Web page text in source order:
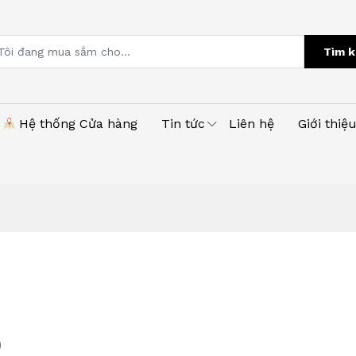
Tìm
Hệ thống Cửa hàng Tin tức Liên hệ Giới thiệu